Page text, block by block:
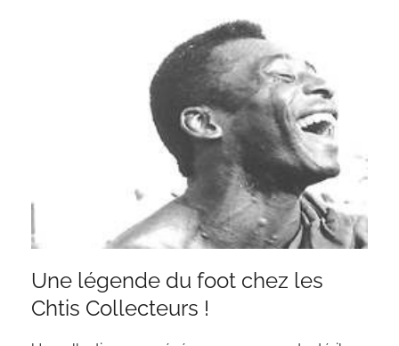
Une légende du foot chez les
Chtis Collecteurs !